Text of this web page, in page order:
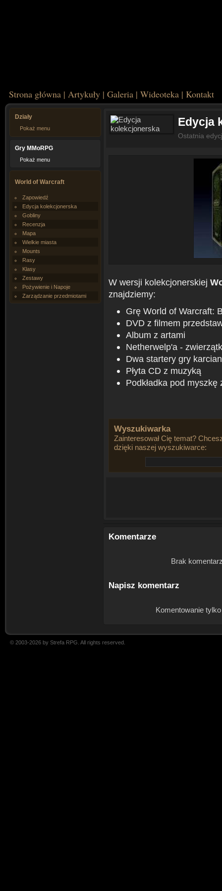
Strona główna | Artykuły | Galeria | Wideoteka | Kontakt
Działy
Pokaż menu
Gry MMoRPG
Pokaż menu
World of Warcraft
Zapowiedź
Edycja kolekcjonerska
Gobliny
Recenzja
Mapa
Wielkie miasta
Mounts
Rasy
Klasy
Zestawy
Pożywienie i Napoje
Zarządzanie przedmiotami
Edycja
Ostatnia
W wersji kolekcjonerskiej
znajdziemy:
Grę World of Warcraft:
DVD z filmem
Album z artami
Netherwelp'a -
Dwa startery gry
Płyta CD z muzyką
Podkładka pod
Wyszukiwarka
Zainteresował Cię temat?
dzięki naszej wyszukiwarce:
Komentarze
Brak
Napisz komentarz
Komentowanie
© 2003-2026 by Strefa RPG. All rights reserved.